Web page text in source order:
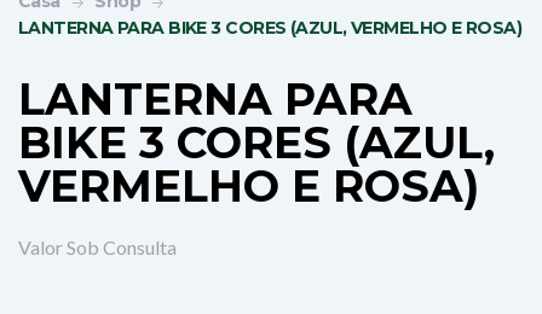
LANTERNA PARA BIKE 3 CORES (AZUL, VERMELHO E ROSA)
LANTERNA PARA
BIKE 3 CORES (AZUL,
VERMELHO E ROSA)
Valor Sob Consulta